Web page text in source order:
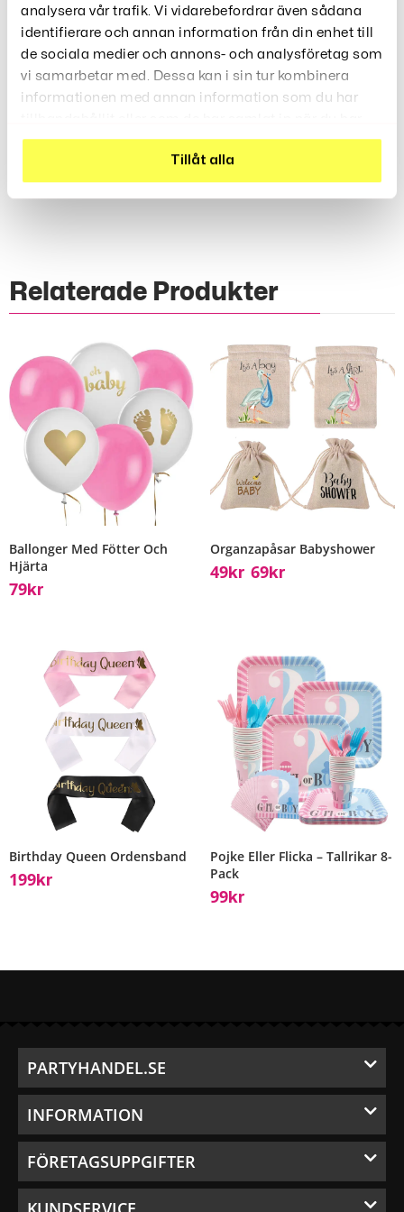
analysera vår trafik. Vi vidarebefordrar även sådana
identifierare och annan information från din enhet till
de sociala medier och annons- och analysföretag som
vi samarbetar med. Dessa kan i sin tur kombinera
informationen med annan information som du har
använt deras tjänster.
Tillåt alla
Material: Polyester för mjuk och hållbar komfort
Design:Present/julklappsmotiv
Användning:Julfirande, fest, skoluppträdanden
Innehåll:1 st barnkostym
Recensioner (0)
Relaterade Produkter
Ballonger Med Fötter Och
Hjärta
79Kr
Organzapåsar Babyshower
49Kr 69Kr
Birthday Queen Ordensband
199Kr
Pojke Eller Flicka – Tallrikar 8-
Pack
99Kr
PARTYHANDEL.SE
INFORMATION
FÖRETAGSUPPGIFTER